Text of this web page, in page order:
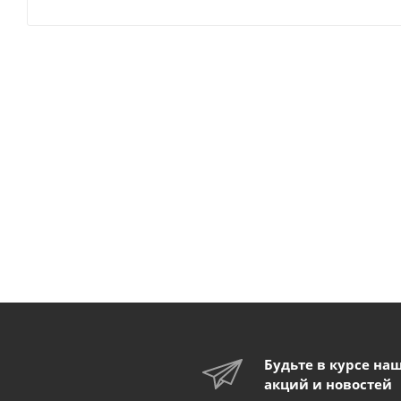
Будьте в курсе
акций и новостей